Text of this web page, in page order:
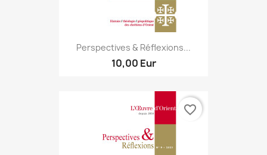
Perspectives & Réflexions...
10,00 Eur
favorite_border